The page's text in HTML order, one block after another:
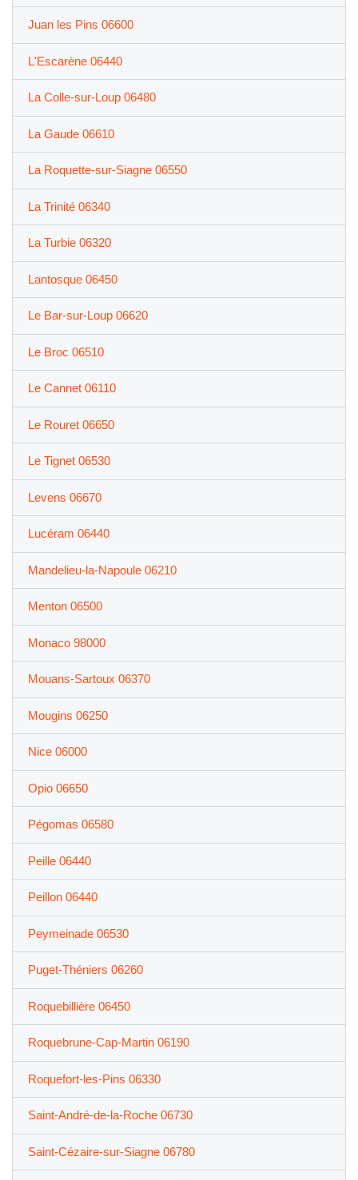
Juan les Pins 06600
L'Escarène 06440
La Colle-sur-Loup 06480
La Gaude 06610
La Roquette-sur-Siagne 06550
La Trinité 06340
La Turbie 06320
Lantosque 06450
Le Bar-sur-Loup 06620
Le Broc 06510
Le Cannet 06110
Le Rouret 06650
Le Tignet 06530
Levens 06670
Lucéram 06440
Mandelieu-la-Napoule 06210
Menton 06500
Monaco 98000
Mouans-Sartoux 06370
Mougins 06250
Nice 06000
Opio 06650
Pégomas 06580
Peille 06440
Peillon 06440
Peymeinade 06530
Puget-Théniers 06260
Roquebillière 06450
Roquebrune-Cap-Martin 06190
Roquefort-les-Pins 06330
Saint-André-de-la-Roche 06730
Saint-Cézaire-sur-Siagne 06780